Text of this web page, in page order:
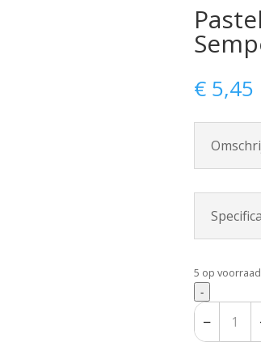
€5,45
5 op
Quantity
-
−